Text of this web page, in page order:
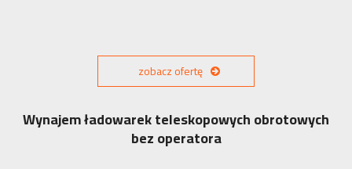
zobacz ofertę
Wynajem ładowarek teleskopowych obrotowych
bez operatora